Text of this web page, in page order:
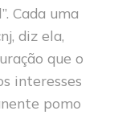
Cada uma
diz ela,
que o
interesses
pomo